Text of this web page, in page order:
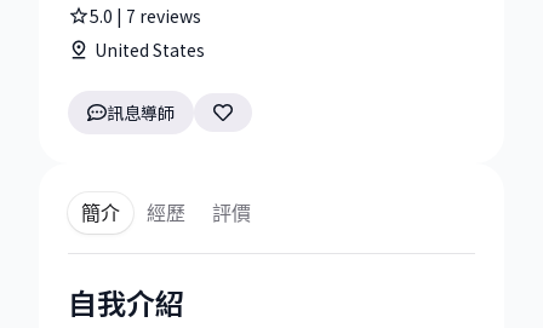
5.0 | 7 reviews
United States
訊息導師
簡介 經歷 評價
自我介紹